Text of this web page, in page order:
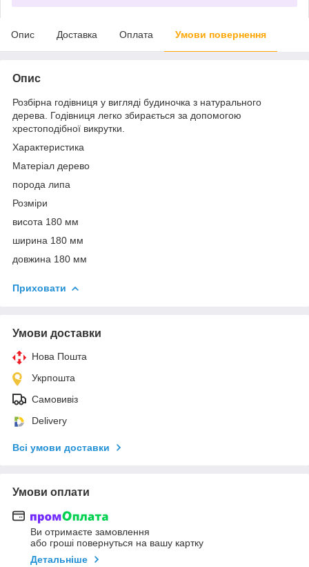
Опис Доставка Оплата Умови повернення
Опис
Розбірна годівниця у вигляді будиночка з натурального
дерева. Годівниця легко збирається за допомогою
хрестоподібної викрутки.
Характеристика
Матеріал дерево
порода липа
Розміри
висота 180 мм
ширина 180 мм
довжина 180 мм
Приховати
Умови доставки
Нова Пошта
Укрпошта
Самовивіз
Delivery
Всі умови доставки
Умови оплати
Ви отримаєте замовлення
або гроші повернуться на вашу картку
Детальніше